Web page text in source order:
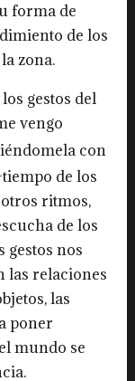
forma de
de los
zona.
gestos del
vengo
con
de los
ritmos,
de los
gestos nos
las relaciones
las
poner
mundo se